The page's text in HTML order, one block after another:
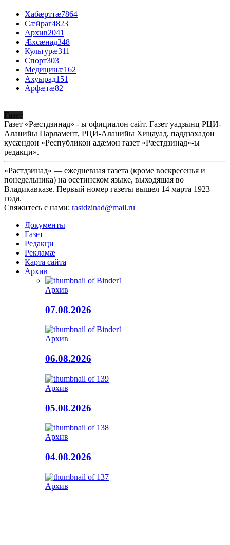
Хабæрттæ7864
Сæйраг4823
Архив2041
Æхсæнад348
Культурæ311
Спорт303
Медицинæ162
Ахуырад151
Арфæтæ82
Газет
Газет «Рæстдзинад» - ы официалон сайт. Газет уадзынц РЦИ-
Аланийы Парламент, РЦИ-Аланийы Хицауад, паддзахадон
кусæндон «Республикон адæмон газет «Рæстдзинад»-ы
редакци».
«Растдзинад» — ежедневная газета (кроме воскресенья и
понедельника) на осетинском языке, выходящая во
Владикавказе. Первый номер газеты вышел 14 марта 1923
года.
Свяжитесь с нами: rastdzinad@mail.ru
Документы
Газет
Редакци
Рекламæ
Карта сайта
Архив
Архив
07.08.2026
Архив
06.08.2026
Архив
05.08.2026
Архив
04.08.2026
Архив